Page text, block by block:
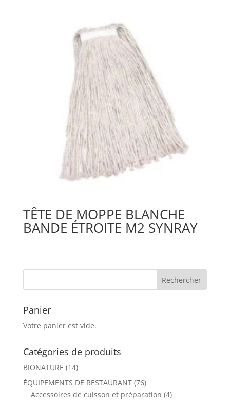
TÊTE DE MOPPE BLANCHE
BANDE ÉTROITE M2 SYNRAY
Panier
Votre panier est vide.
Catégories de produits
BIONATURE (14)
ÉQUIPEMENTS DE RESTAURANT (76)
Accessoires de cuisson et préparation (4)